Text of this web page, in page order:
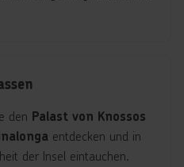
den Palast von Knossos
entdecken und in
der Insel eintauchen.